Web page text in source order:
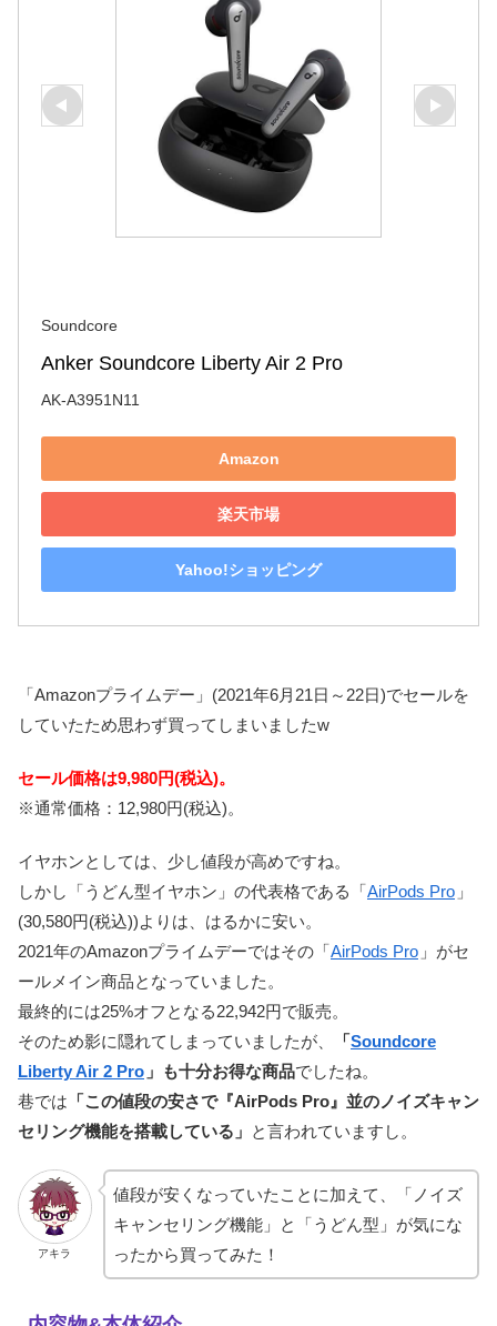
Soundcore
Anker Soundcore Liberty Air 2 Pro
AK-A3951N11
Amazon
楽天市場
Yahoo!ショッピング
「Amazonプライムデー」(2021年6月21日～22日)でセールを
していたため思わず買ってしまいましたw
セール価格は9,980円(税込)。
※通常価格：12,980円(税込)。
イヤホンとしては、少し値段が高めですね。
しかし「うどん型イヤホン」の代表格である「AirPods Pro 」
(30,580円(税込))よりは、はるかに安い。
2021年のAmazonプライムデーではその「AirPods Pro 」がセ
ールメイン商品となっていました。
最終的には25%オフとなる22,942円で販売。
そのため影に隠れてしまっていましたが、
「Soundcore
Liberty Air 2 Pro 」も十分お得な商品でしたね。
巷では 「この値段の安さで『AirPods Pro』並のノイズキャン
セリング機能を搭載している」 と言われていますし。
アキラ
値段が安くなっていたことに加えて、「ノイズ
キャンセリング機能」と「うどん型」が気にな
ったから買ってみた！